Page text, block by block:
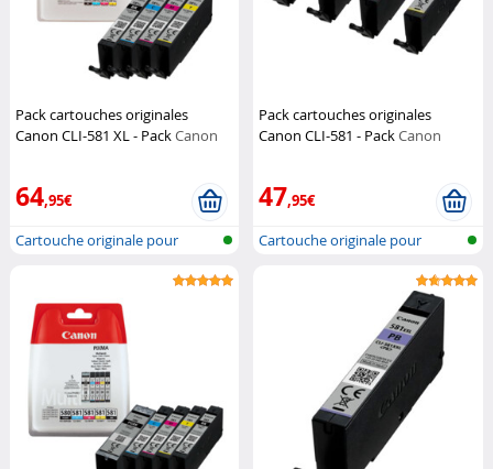
Pack cartouches originales
Canon CLI-581 XL - PackCanon
64,95€
Cartouche originale pour
Pack cartouches originales
Canon CLI-581 - PackCanon
47,95€
Cartouche originale pour